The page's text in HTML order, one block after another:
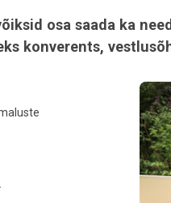
osa saada ka
konverents,